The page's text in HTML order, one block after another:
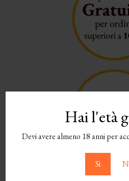
Hai l'età
Devi avere almeno 18 anni per
Si